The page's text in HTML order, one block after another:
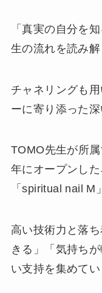
「真実の自分を
生の流れを読み解
チャネリングも
ーに寄り添った深
TOMO先生が所
年にオープンし
「spiritual nail M
高い技術力と落
きる」「気持ち
い支持を集めてい